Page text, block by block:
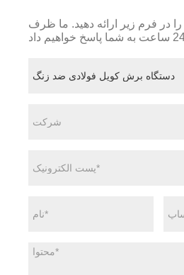
در فرم زیر ارائه دهید. ما ظرف